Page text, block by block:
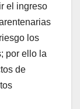
el ingreso
los
por ello la
de